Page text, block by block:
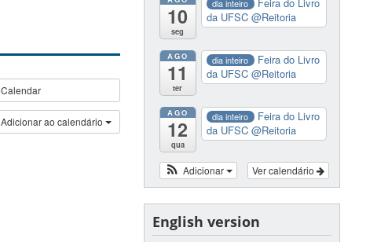
Calendar
Adicionar ao calendário
10
seg
dia inteiro
da UFSC @Reitoria
AGO
11
ter
dia inteiro
Feira do Livro
da UFSC @Reitoria
AGO
12
qua
dia inteiro
Feira do Livro
da UFSC @Reitoria
Ver calendário
Adicionar
English version